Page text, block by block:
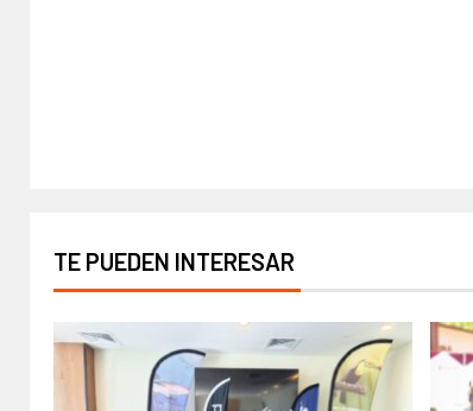
TE PUEDEN INTERESAR